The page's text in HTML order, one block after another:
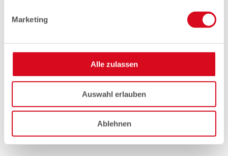
Marketing
Alle zulassen
Auswahl erlauben
Ablehnen